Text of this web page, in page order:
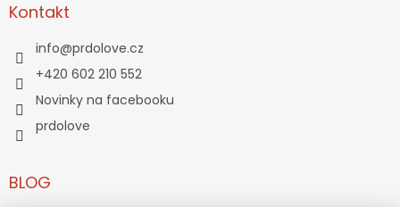
Kontakt
info@prdolove.cz
+420 602 210 552
Novinky na facebooku
prdolove
BLOG